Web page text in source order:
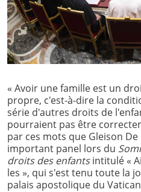
« Avoir une famille est un
propre, c'est-à-dire la
série d'autres droits de
pourraient pas être
par ces mots que Gleison
important panel lors du
droits des enfantsintitulé «
les », qui s'est tenu toute la
palais apostolique du